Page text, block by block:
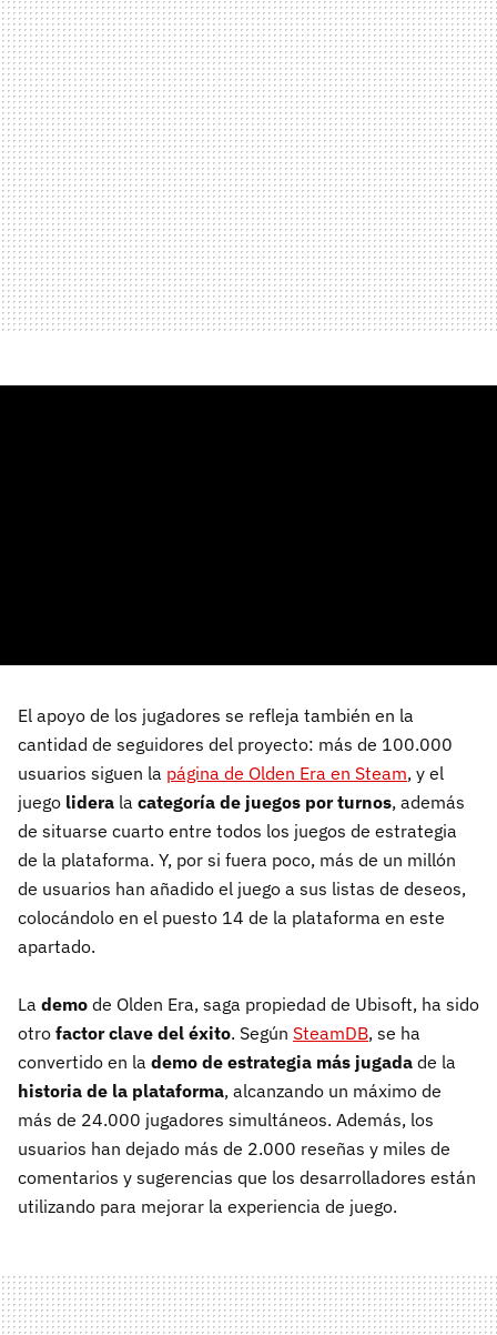
El apoyo de los jugadores se refleja también en la
cantidad de seguidores del proyecto: más de 100.000
usuarios siguen la página de Olden Era en Steam, y el
juego lidera la categoría de juegos por turnos, además
de situarse cuarto entre todos los juegos de estrategia
de la plataforma. Y, por si fuera poco, más de un millón
de usuarios han añadido el juego a sus listas de deseos,
colocándolo en el puesto 14 de la plataforma en este
apartado.
La demo de Olden Era, saga propiedad de Ubisoft, ha sido
otro factor clave del éxito. Según SteamDB, se ha
convertido en la demo de estrategia más jugada de la
historia de la plataforma, alcanzando un máximo de
más de 24.000 jugadores simultáneos. Además, los
usuarios han dejado más de 2.000 reseñas y miles de
comentarios y sugerencias que los desarrolladores están
utilizando para mejorar la experiencia de juego.